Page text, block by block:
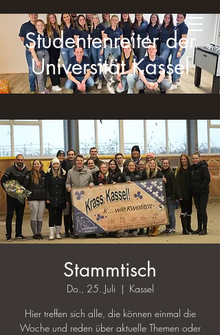
Studentenreiter der
Universität Kassel
Stammtisch
Do., 25. Juli
  |
Kassel
Hier treffen sich alle, die können einmal die
Woche und reden über aktuelle Themen oder